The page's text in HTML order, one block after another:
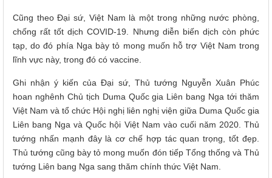
Cũng theo Đại sứ, Việt Nam là một trong những nước phòng,
chống rất tốt dịch COVID-19. Nhưng diễn biến dịch còn phức
tạp, do đó phía Nga bày tỏ mong muốn hỗ trợ Việt Nam trong
lĩnh vực này, trong đó có vaccine.
Ghi nhận ý kiến của Đại sứ, Thủ tướng Nguyễn Xuân Phúc
hoan nghênh Chủ tịch Duma Quốc gia Liên bang Nga tới thăm
Việt Nam và tổ chức Hội nghị liên nghị viện giữa Duma Quốc gia
Liên bang Nga và Quốc hội Việt Nam vào cuối năm 2020. Thủ
tướng nhấn mạnh đây là cơ chế hợp tác quan trọng, tốt đẹp.
Thủ tướng cũng bày tỏ mong muốn đón tiếp Tổng thống và Thủ
tướng Liên bang Nga sang thăm chính thức Việt Nam.